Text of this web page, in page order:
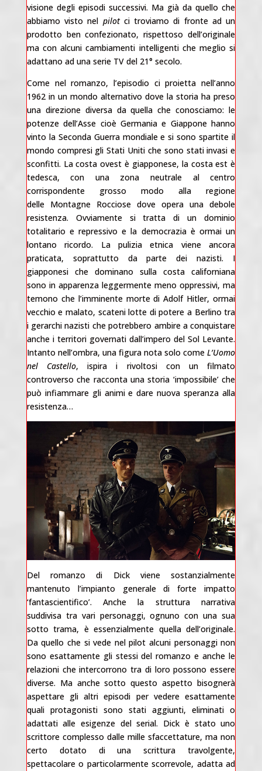
visione degli episodi successivi. Ma già da quello che
abbiamo visto nel pilot ci troviamo di fronte ad un
prodotto ben confezionato, rispettoso dell’originale
ma con alcuni cambiamenti intelligenti che meglio si
adattano ad una serie TV del 21° secolo.
Come nel romanzo, l’episodio ci proietta nell’anno
1962 in un mondo alternativo dove la storia ha preso
una direzione diversa da quella che conosciamo: le
potenze dell’Asse cioè Germania e Giappone hanno
vinto la Seconda Guerra mondiale e si sono spartite il
mondo compresi gli Stati Uniti che sono stati invasi e
sconfitti. La costa ovest è giapponese, la costa est è
tedesca, con una zona neutrale al centro
corrispondente grosso modo alla regione
delle Montagne Rocciose dove opera una debole
resistenza. Ovviamente si tratta di un dominio
totalitario e repressivo e la democrazia è ormai un
lontano ricordo. La pulizia etnica viene ancora
praticata, soprattutto da parte dei nazisti. I
giapponesi che dominano sulla costa californiana
sono in apparenza leggermente meno oppressivi, ma
temono che l’imminente morte di Adolf Hitler, ormai
vecchio e malato, scateni lotte di potere a Berlino tra
i gerarchi nazisti che potrebbero ambire a conquistare
anche i territori governati dall’impero del Sol Levante.
Intanto nell’ombra, una figura nota solo comeL’Uomo
nel Castello, ispira i rivoltosi con un filmato
controverso che racconta una storia ‘impossibile’ che
può infiammare gli animi e dare nuova speranza alla
resistenza…
Del romanzo di Dick viene sostanzialmente
mantenuto l’impianto generale di forte impatto
‘fantascientifico’. Anche la struttura narrativa
suddivisa tra vari personaggi, ognuno con una sua
sotto trama, è essenzialmente quella dell’originale.
Da quello che si vede nel pilot alcuni personaggi non
sono esattamente gli stessi del romanzo e anche le
relazioni che intercorrono tra di loro possono essere
diverse. Ma anche sotto questo aspetto bisognerà
aspettare gli altri episodi per vedere esattamente
quali protagonisti sono stati aggiunti, eliminati o
adattati alle esigenze del serial. Dick è stato uno
scrittore complesso dalle mille sfaccettature, ma non
certo dotato di una scrittura travolgente,
spettacolare o particolarmente scorrevole, adatta ad